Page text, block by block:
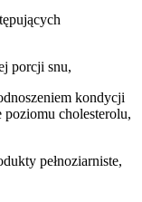
porcji snu,
kondycji
poziomu cholesterolu,
pełnoziarniste,